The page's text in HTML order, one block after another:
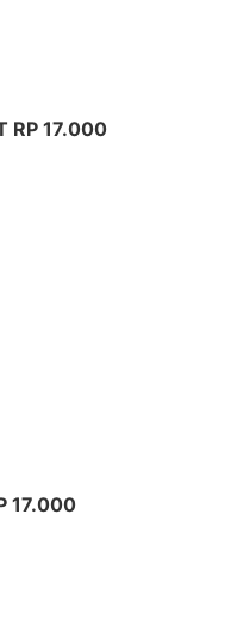
RP 17.000
17.000